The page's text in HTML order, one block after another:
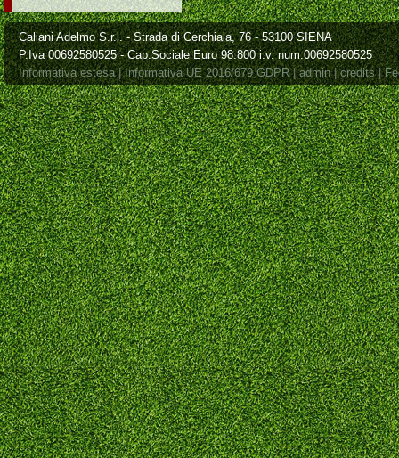
Caliani Adelmo S.r.l. - Strada di Cerchiaia, 76 - 53100 SIENA
P.Iva 00692580525 - Cap.Sociale Euro 98.800 i.v. num.00692580525
Informativa estesa | Informativa UE 2016/679 GDPR | admin | credits |